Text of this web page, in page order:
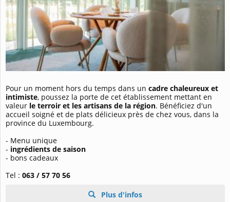
Pour un moment hors du temps dans un cadre chaleureux et
intimiste, poussez la porte de cet établissement mettant en
valeur le terroir et les artisans de la région. Bénéficiez d'un
accueil soigné et de plats délicieux près de chez vous, dans la
province du Luxembourg.
- Menu unique
- ingrédients de saison
- bons cadeaux
Tel : 063 / 57 70 56
Plus d'infos